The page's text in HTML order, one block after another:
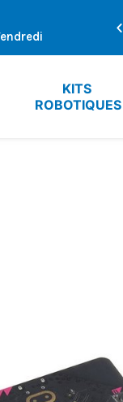
ARRIVÉE RAPIDE
KITS
ROBOTIQUES